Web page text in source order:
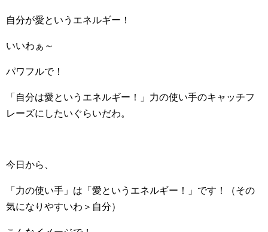
自分が愛というエネルギー！
いいわぁ～
パワフルで！
「自分は愛というエネルギー！」力の使い手のキャッチフ
レーズにしたいぐらいだわ。
今日から、
「力の使い手」は「愛というエネルギー！」です！（その
気になりやすいわ＞自分）